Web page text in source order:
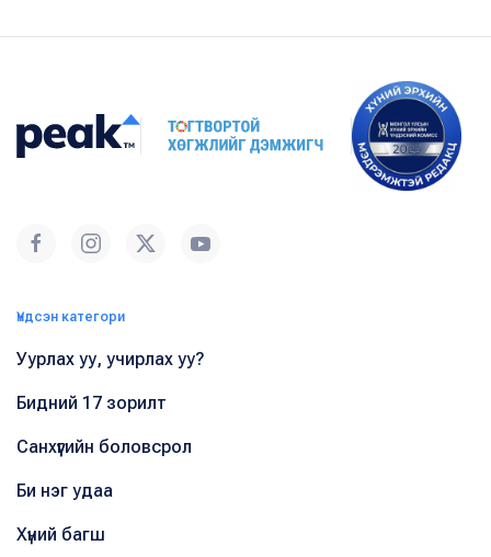
Үндсэн категори
Уурлах уу, учирлах уу?
Бидний 17 зорилт
Санхүүгийн боловсрол
Би нэг удаа
Хүний багш